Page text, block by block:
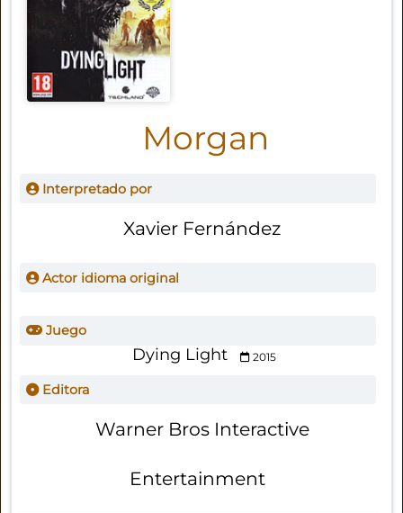
Morgan
Interpretado por
Xavier Fernández
Actor idioma original
Juego
Dying Light 2015
Editora
Warner Bros Interactive
Entertainment